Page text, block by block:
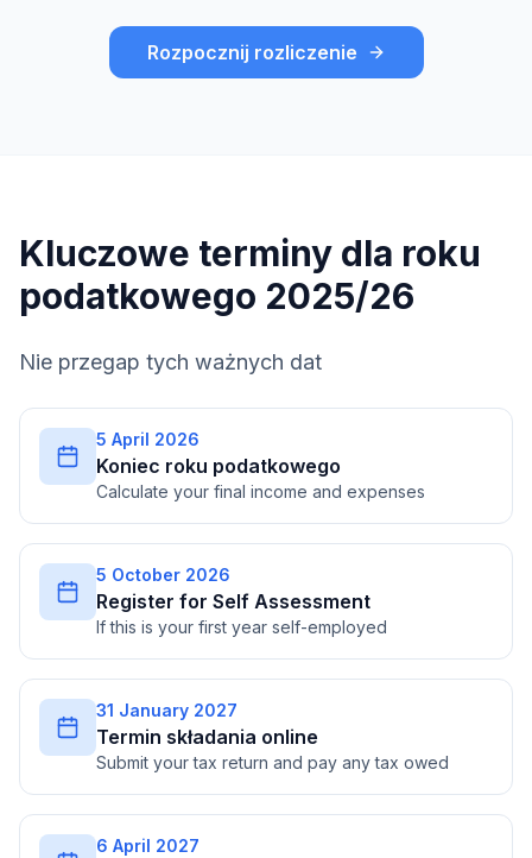
Rozpocznij rozliczenie
Kluczowe terminy dla roku
podatkowego 2025/26
Nie przegap tych ważnych dat
5 April 2026
Koniec roku podatkowego
Calculate your final income and expenses
5 October 2026
Register for Self Assessment
If this is your first year self-employed
31 January 2027
Termin składania online
Submit your tax return and pay any tax owed
6 April 2027